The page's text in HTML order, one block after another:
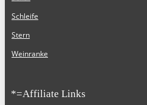
Schleife
Stern
Weinranke
*=Affiliate Links